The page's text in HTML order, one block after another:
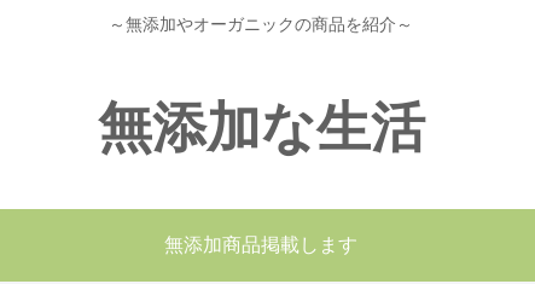
～無添加やオーガニックの商品を紹介～
無添加な生活
無添加商品掲載します